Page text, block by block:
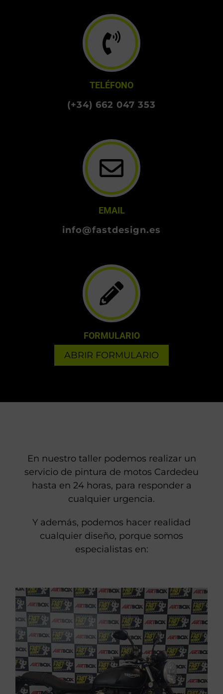
TELÉFONO
EMAIL
FORMULARIO
ABRIR FORMULARIO
En nuestro taller podemos realizar un
servicio de pintura de motos Cardedeu
hasta en 24 horas, para responder a
Y además, podemos hacer realidad
cualquier diseño, porque somos